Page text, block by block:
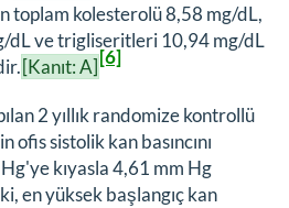
toplam kolesterolü 8,58 mg/dL,
dL ve trigliseritleri 10,94 mg/dL
[Kanıt: A][6]
2 yıllık randomize kontrollü
ofis sistolik kan basıncını
kıyasla 4,61 mm Hg
en yüksek başlangıç kan